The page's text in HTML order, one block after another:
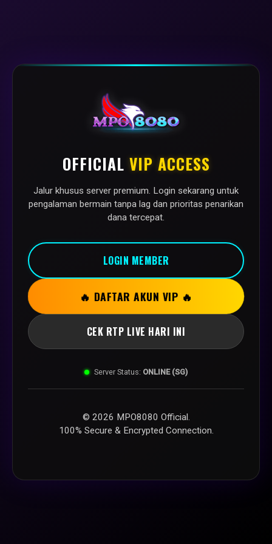
OFFICIAL VIP ACCESS
Jalur khusus server premium. Login sekarang untuk
pengalaman bermain tanpa lag dan prioritas penarikan
dana tercepat.
LOGIN MEMBER
🔥 DAFTAR AKUN VIP 🔥
CEK RTP LIVE HARI INI
Server Status: ONLINE (SG)
© 2026 MPO8080 Official.
100% Secure & Encrypted Connection.